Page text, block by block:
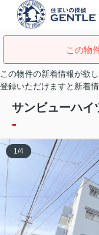
この物
この物件の新着情報が欲
登録いただけますと新着
サンビューハイ
-
1/4